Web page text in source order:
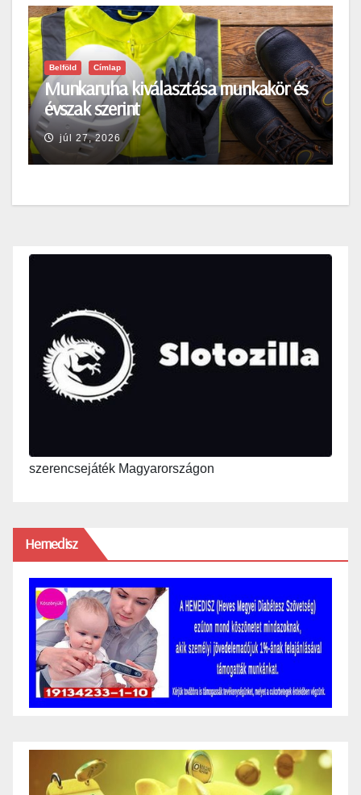
Belföld Címlap
Munkaruha kiválasztása munkakör és
évszak szerint
júl 27, 2026
szerencsejáték Magyarországon
Hemedisz